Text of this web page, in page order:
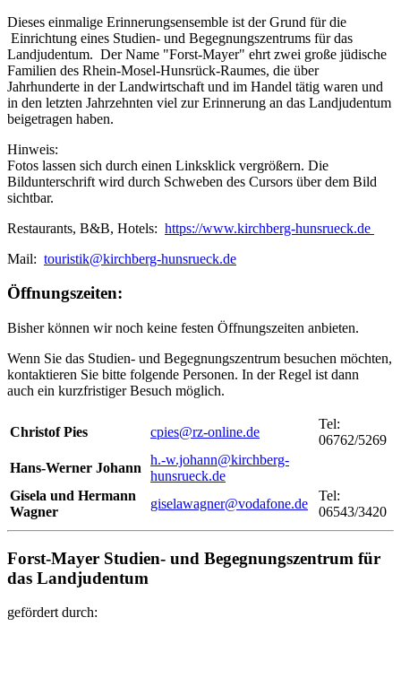
Dieses einmalige Erinnerungsensemble ist der Grund für die
Einrichtung eines Studien- und Begegnungszentrums für das
Landjudentum. Der Name "Forst-Mayer" ehrt zwei große jüdische
Familien des Rhein-Mosel-Hunsrück-Raumes, die über
Jahrhunderte in der Landwirtschaft und im Handel tätig waren und
in den letzten Jahrzehnten viel zur Erinnerung an das Landjudentum
beigetragen haben.
Hinweis:
Fotos lassen sich durch einen Linksklick vergrößern. Die
Bildunterschrift wird durch Schweben des Cursors über dem Bild
sichtbar.
Restaurants, B&B, Hotels: https://www.kirchberg-hunsrueck.de
Mail: touristik@kirchberg-hunsrueck.de
Öffnungszeiten:
Bisher können wir noch keine festen Öffnungszeiten anbieten.
Wenn Sie das Studien- und Begegnungszentrum besuchen möchten,
kontaktieren Sie bitte folgende Personen. In der Regel ist dann
auch ein kurzfristiger Besuch möglich.
Christof Pies cpies@rz-online.de
Tel:
06762/5269
Hans-Werner Johann
h.-w.johann@kirchberg-
hunsrueck.de
Gisela und Hermann
Wagner
giselawagner@vodafone.de
Tel:
06543/3420
Forst-Mayer Studien- und Begegnungszentrum für
das Landjudentum
gefördert durch: